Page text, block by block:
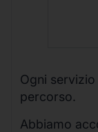
Ogni
percorso.
Abbiamo